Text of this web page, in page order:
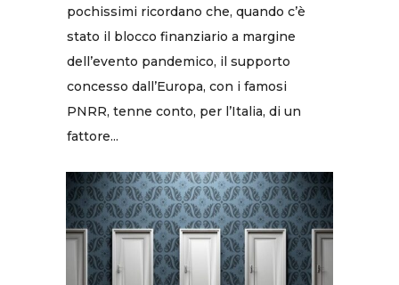
pochissimi ricordano che, quando c’è
stato il blocco finanziario a margine
dell’evento pandemico, il supporto
concesso dall’Europa, con i famosi
PNRR, tenne conto, per l’Italia, di un
fattore...